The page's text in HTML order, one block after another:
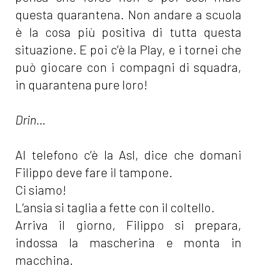
questa quarantena. Non andare a scuola
è la cosa più positiva di tutta questa
situazione. E poi c’è la Play, e i tornei che
può giocare con i compagni di squadra,
in quarantena pure loro!
Drin…
Al telefono c’è la Asl, dice che domani
Filippo deve fare il tampone.
Ci siamo!
L’ansia si taglia a fette con il coltello.
Arriva il giorno, Filippo si prepara,
indossa la mascherina e monta in
macchina.